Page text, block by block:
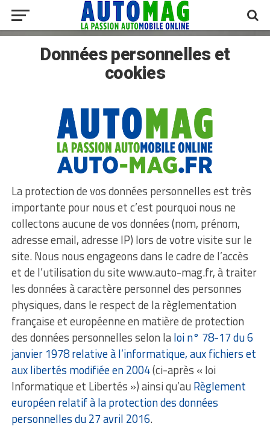
Données personnelles et
cookies
La protection de vos données personnelles est très
importante pour nous et c’est pourquoi nous ne
collectons aucune de vos données (nom, prénom,
adresse email, adresse IP) lors de votre visite sur le
site. Nous nous engageons dans le cadre de l’accès
et de l’utilisation du site www.auto-mag.fr, à traiter
les données à caractère personnel des personnes
physiques, dans le respect de la règlementation
française et européenne en matière de protection
des données personnelles selon laloi n° 78-17 du 6
janvier 1978 relative à l’informatique, aux fichiers et
aux libertés modifiée en 2004(ci-après « loi
Informatique et Libertés ») ainsi qu’au Règlement
européen relatif à la protection des données
personnelles du 27 avril 2016.